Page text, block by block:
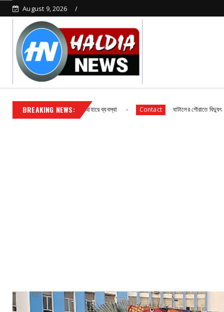
August 9, 2026
BREAKING NEWS:
ছাত্র ছাত্রীদের আহারে ব্যবস্থা Contact ঘাটালের গৌরাতে বিদ্যুৎ গ্রাহকদের